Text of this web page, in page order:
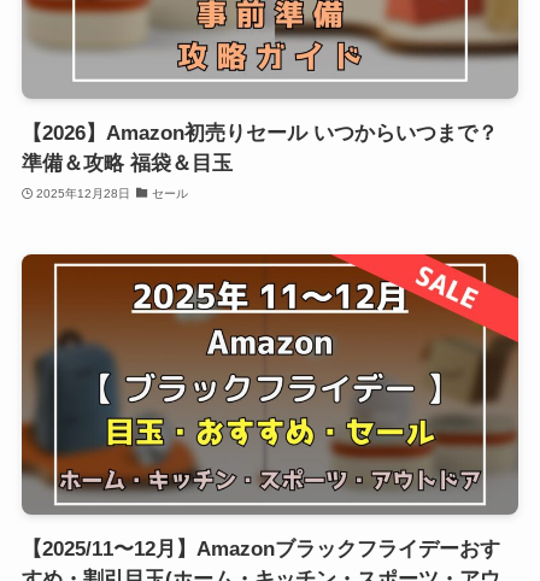
【2026】Amazon初売りセール いつからいつまで？
準備＆攻略 福袋＆目玉
2025年12月28日 セール
【2025/11〜12月】Amazonブラックフライデーおす